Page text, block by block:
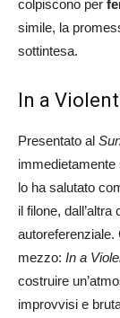
colpiscono per
simile, la
sottintesa.
In a
Presentato al
lo ha salutato
il filone,
mezzo: In a
costruire
improvvisi e